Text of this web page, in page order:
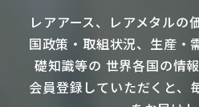
レアアース、 レアメタルの
国政策・取組状況、生産・
礎知識等の 世界各国の情
会員登録していただくと、